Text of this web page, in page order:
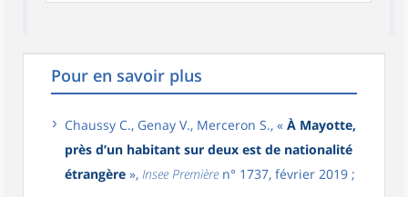
Pour en savoir plus
Chaussy C., Genay V., Merceron S., « À Mayotte,
près d’un habitant sur deux est de nationalité
étrangère », Insee Première n° 1737, février 2019 ;